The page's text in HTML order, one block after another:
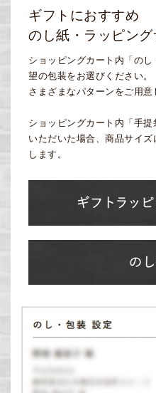
ギフトにおすすめ
のし紙・ラッピング
ショッピングカート内「の
望の包装をお選びください。
さまざまなパターンをご用意
ショッピングカート内「手
いただいた場合、商品サイ
します。